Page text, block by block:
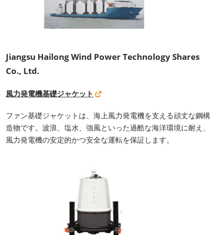
Jiangsu Hailong Wind Power Technology Shares
Co., Ltd.
風力発電機基礎ジャケット
ファン基礎ジャケットは、海上風力発電機を支える頑丈な鋼構
造物です。波浪、塩水、強風といった過酷な海洋環境に耐え、
風力発電機の安定的かつ安全な運転を保証します。